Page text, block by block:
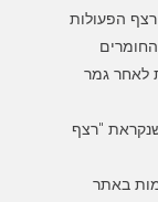
הפעולות
לאחר גמר
"רצף
באתר